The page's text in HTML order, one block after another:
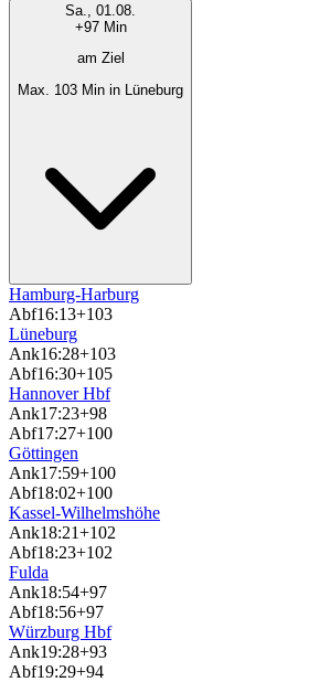
Sa., 01.08.
+97 Min
am Ziel
Max. 103 Min in Lüneburg
Hamburg-Harburg
Abf16:13+103
Lüneburg
Ank16:28+103
Abf16:30+105
Hannover Hbf
Ank17:23+98
Abf17:27+100
Göttingen
Ank17:59+100
Abf18:02+100
Kassel-Wilhelmshöhe
Ank18:21+102
Abf18:23+102
Fulda
Ank18:54+97
Abf18:56+97
Würzburg Hbf
Ank19:28+93
Abf19:29+94